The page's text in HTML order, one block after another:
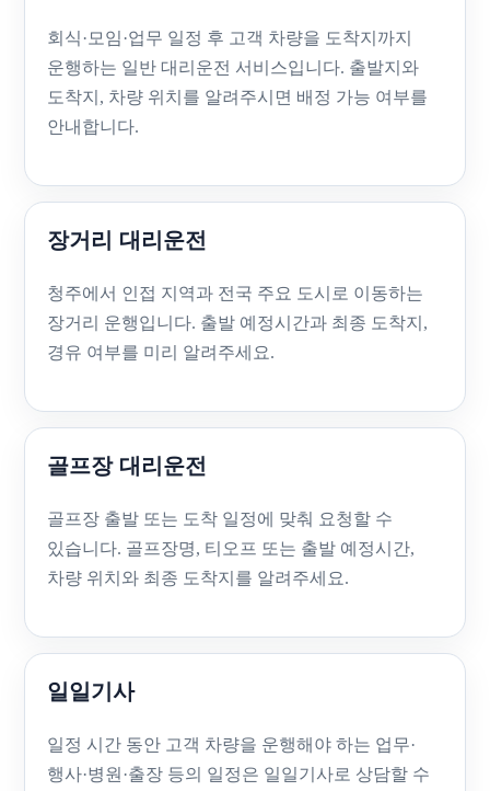
회식·모임·업무 일정 후 고객 차량을 도착지까지
운행하는 일반 대리운전 서비스입니다. 출발지와
도착지, 차량 위치를 알려주시면 배정 가능 여부를
안내합니다.
장거리 대리운전
청주에서 인접 지역과 전국 주요 도시로 이동하는
장거리 운행입니다. 출발 예정시간과 최종 도착지,
경유 여부를 미리 알려주세요.
골프장 대리운전
골프장 출발 또는 도착 일정에 맞춰 요청할 수
있습니다. 골프장명, 티오프 또는 출발 예정시간,
차량 위치와 최종 도착지를 알려주세요.
일일기사
일정 시간 동안 고객 차량을 운행해야 하는 업무·
행사·병원·출장 등의 일정은 일일기사로 상담할 수